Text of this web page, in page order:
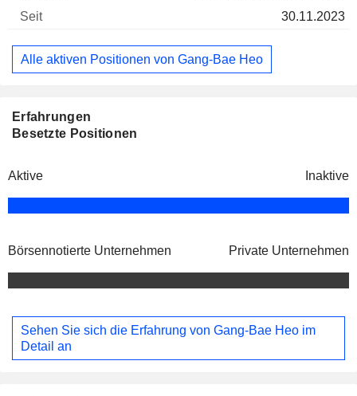
30.11.2023
Alle aktiven Positionen von Gang-Bae Heo
Erfahrungen
Besetzte Positionen
Aktive Inaktive
Börsennotierte Unternehmen Private Unternehmen
Sehen Sie sich die Erfahrung von Gang-Bae Heo im
Detail an